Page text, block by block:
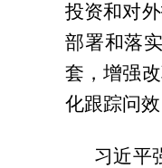
投资和对
部署和落
套，增强
化跟踪问
习近平